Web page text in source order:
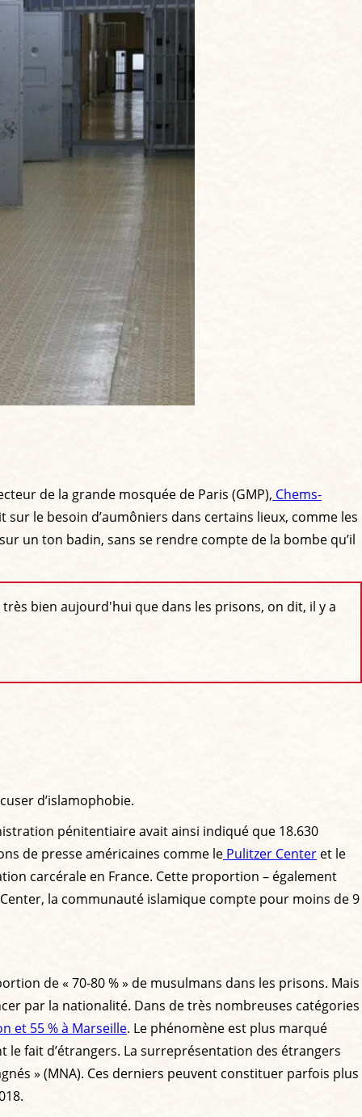
de la grande mosquée de Paris (GMP), Chems-
sur le besoin d’aumôniers dans certains lieux, comme les
un ton badin, sans se rendre compte de la bombe qu’il
bien aujourd'hui que dans les prisons, on dit, il y a
d’islamophobie.
pénitentiaire avait ainsi indiqué que 18.630
de presse américaines comme le Pulitzer Center et le
carcérale en France. Cette proportion – également
la communauté islamique compte pour moins de 9
de « 70-80 % » de musulmans dans les prisons. Mais
par la nationalité. Dans de très nombreuses catégories
et 55 % à Marseille. Le phénomène est plus marqué
le fait d’étrangers. La surreprésentation des étrangers
» (MNA). Ces derniers peuvent constituer parfois plus